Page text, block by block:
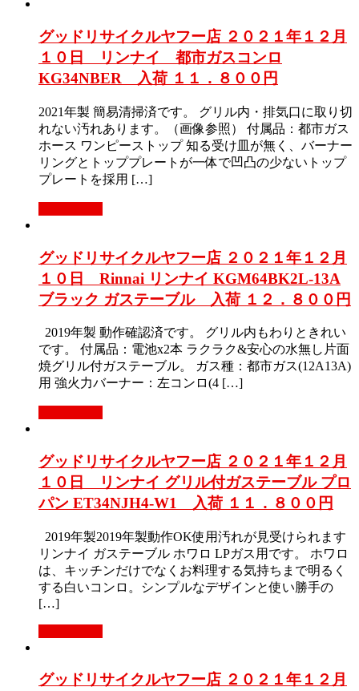
グッドリサイクルヤフー店 ２０２１年１２月
１０日 リンナイ 都市ガスコンロ
KG34NBER 入荷 １１．８００円
2021年製 簡易清掃済です。 グリル内・排気口に取り切
れない汚れあります。（画像参照） 付属品：都市ガス
ホース ワンピーストップ 知る受け皿が無く、バーナー
リングとトッププレートが一体で凹凸の少ないトップ
プレートを採用 […]
グッドリサイクルヤフー店 ２０２１年１２月
１０日 Rinnai リンナイ KGM64BK2L-13A
ブラック ガステーブル 入荷 １２．８００円
2019年製 動作確認済です。 グリル内もわりときれい
です。 付属品：電池x2本 ラクラク&安心の水無し片面
焼グリル付ガステーブル。 ガス種：都市ガス(12A13A)
用 強火力バーナー：左コンロ(4 […]
グッドリサイクルヤフー店 ２０２１年１２月
１０日 リンナイ グリル付ガステーブル プロ
パン ET34NJH4-W1 入荷 １１．８００円
2019年製2019年製動作OK使用汚れが見受けられます
リンナイ ガステーブル ホワロ LPガス用です。 ホワロ
は、キッチンだけでなくお料理する気持ちまで明るく
する白いコンロ。シンプルなデザインと使い勝手の
[…]
グッドリサイクルヤフー店 ２０２１年１２月